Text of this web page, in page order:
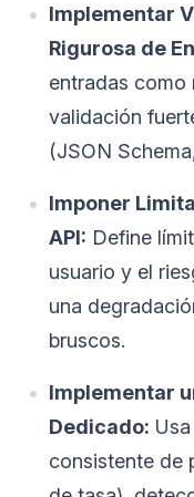
Implementar
Rigurosa de
entradas como
validación
(JSON
Imponer
API: Define
usuario y el
una
bruscos.
Implementar
Dedicado:
consistente de